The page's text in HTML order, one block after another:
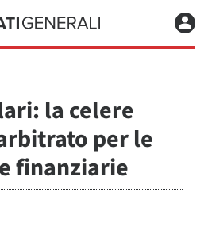
la celere
per le
finanziarie